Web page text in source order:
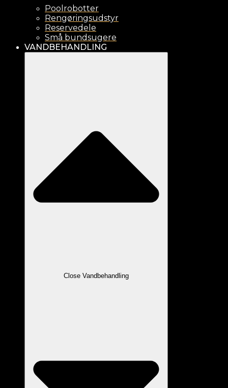
Poolrobotter
Rengøringsudstyr
Reservedele
Små bundsugere
VANDBEHANDLING
Close Vandbehandling